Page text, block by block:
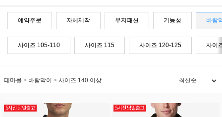
예약주문 자체제작 무지패션 기능성 바람
사이즈 105-110 사이즈 115 사이즈 120-125 사이
테마몰 > 바람막이 > 사이즈 140 이상